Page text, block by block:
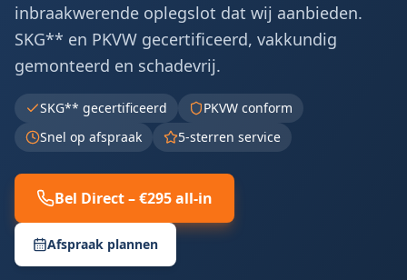
inbraakwerende oplegslot dat wij aanbieden.
SKG** en PKVW gecertificeerd, vakkundig
gemonteerd en schadevrij.
SKG** gecertificeerd
PKVW conform
Snel op afspraak
5-sterren service
Bel Direct – €295 all-in
Afspraak plannen